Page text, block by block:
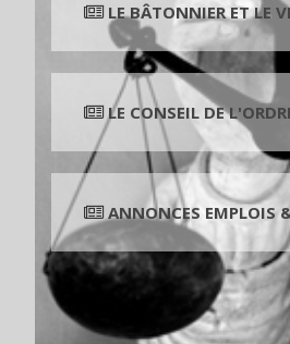
LE BÂTONNIER ET LE
LE CONSEIL DE
ANNONCES EMPLOIS